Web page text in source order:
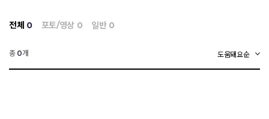
전체 0 포토/영상 0 일반 0
총 0개